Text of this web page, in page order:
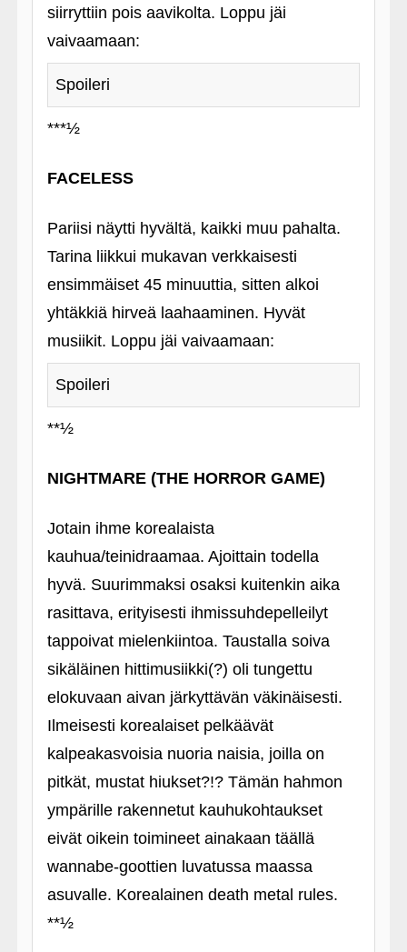
siirryttiin pois aavikolta. Loppu jäi
vaivaamaan:
Spoileri
***½
FACELESS
Pariisi näytti hyvältä, kaikki muu pahalta.
Tarina liikkui mukavan verkkaisesti
ensimmäiset 45 minuuttia, sitten alkoi
yhtäkkiä hirveä laahaaminen. Hyvät
musiikit. Loppu jäi vaivaamaan:
Spoileri
**½
NIGHTMARE (THE HORROR GAME)
Jotain ihme korealaista
kauhua/teinidraamaa. Ajoittain todella
hyvä. Suurimmaksi osaksi kuitenkin aika
rasittava, erityisesti ihmissuhdepelleilyt
tappoivat mielenkiintoa. Taustalla soiva
sikäläinen hittimusiikki(?) oli tungettu
elokuvaan aivan järkyttävän väkinäisesti.
Ilmeisesti korealaiset pelkäävät
kalpeakasvoisia nuoria naisia, joilla on
pitkät, mustat hiukset?!? Tämän hahmon
ympärille rakennetut kauhukohtaukset
eivät oikein toimineet ainakaan täällä
wannabe-goottien luvatussa maassa
asuvalle. Korealainen death metal rules.
**½